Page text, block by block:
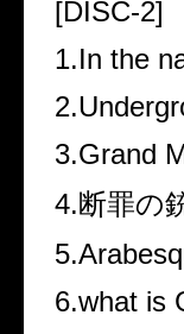
[DISC-2]
1.In the
3.Grand
4.断罪の
6.what is